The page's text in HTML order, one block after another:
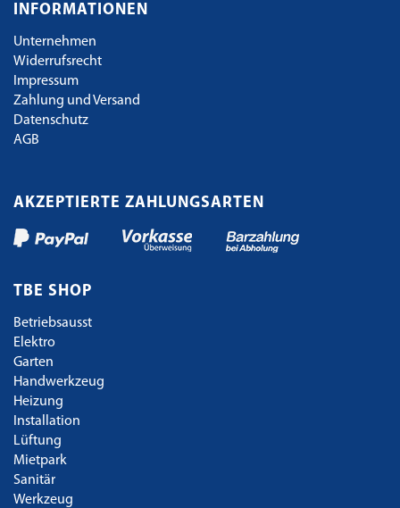
INFORMATIONEN
Unternehmen
Widerrufsrecht
Impressum
Zahlung und Versand
Datenschutz
AGB
AKZEPTIERTE ZAHLUNGSARTEN
TBE SHOP
Betriebsausst
Elektro
Garten
Handwerkzeug
Heizung
Installation
Lüftung
Mietpark
Sanitär
Werkzeug